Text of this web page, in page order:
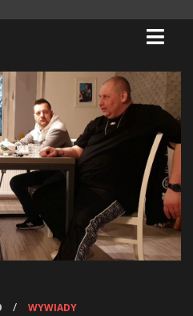
/ WYWIADY